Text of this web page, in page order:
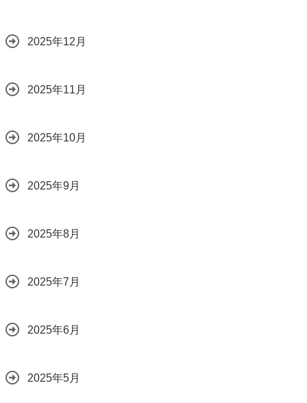
2025年12月
2025年11月
2025年10月
2025年9月
2025年8月
2025年7月
2025年6月
2025年5月